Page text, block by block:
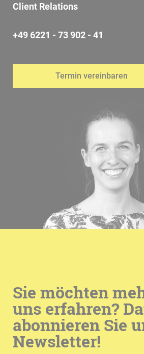
Client Relations
+49 6221 - 73 902 - 41
Termin vereinbaren
Sie möchten
uns erfahren?
abonnieren Sie
Newsletter!